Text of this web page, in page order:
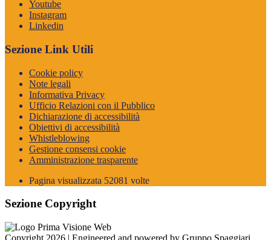
Youtube
Instagram
Linkedin
Sezione Link Utili
Cookie policy
Note legali
Informativa Privacy
Ufficio Relazioni con il Pubblico
Dichiarazione di accessibilità
Obiettivi di accessibilità
Whistleblowing
Gestione consensi cookie
Amministrazione trasparente
Pagina visualizzata 52081 volte
Sezione Copyright